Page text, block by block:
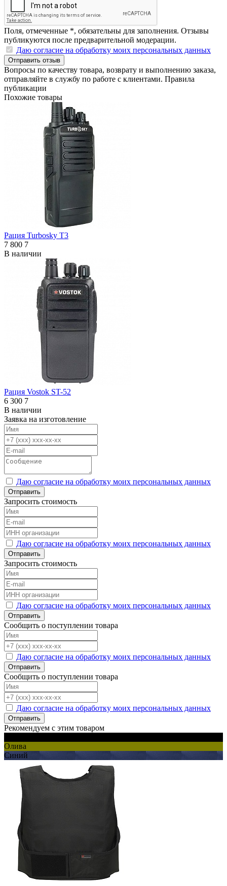
Поля, отмеченные *, обязательны для заполнения. Отзывы
публикуются после предварительной модерации.
Даю согласие на обработку моих персональных данных
Отправить отзыв
Вопросы по качеству товара, возврату и выполнению заказа,
отправляйте в службу по работе с клиентами. Правила
публикации
Похожие товары
Рация Turbosky T3
7 800 7
В наличии
Рация Vostok ST-52
6 300 7
В наличии
Заявка на изготовление
Даю согласие на обработку моих персональных данных
Отправить
Запросить стоимость
Даю согласие на обработку моих персональных данных
Отправить
Запросить стоимость
Даю согласие на обработку моих персональных данных
Отправить
Сообщить о поступлении товара
Даю согласие на обработку моих персональных данных
Отправить
Сообщить о поступлении товара
Даю согласие на обработку моих персональных данных
Отправить
Рекомендуем с этим товаром
Олива
Синий